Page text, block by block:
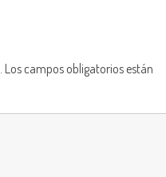
Los campos obligatorios están